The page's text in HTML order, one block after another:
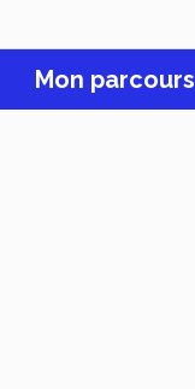
Mon parcours